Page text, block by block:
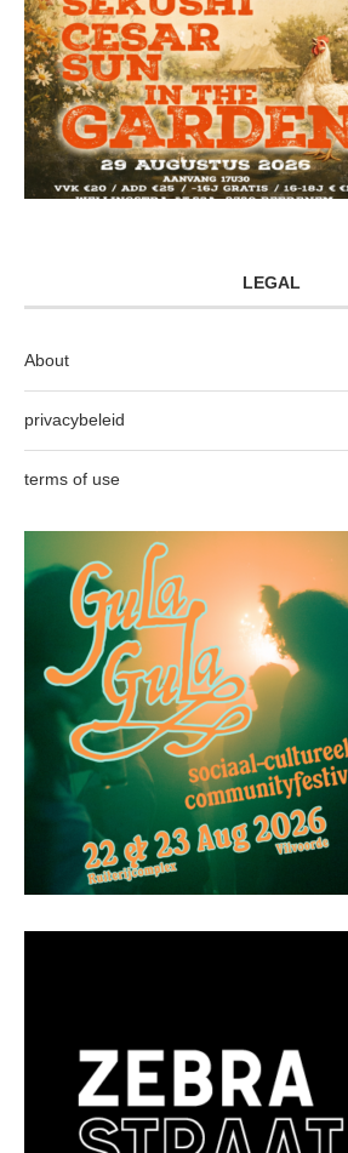
LEGAL
About
privacybeleid
terms of use